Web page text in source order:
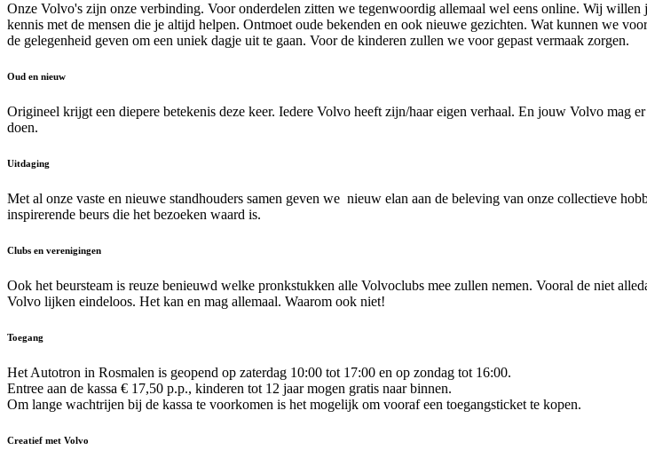
Onze Volvo's zijn onze verbinding. Voor onderdelen zitten we tegenwoordig allemaal wel eens online. Wij
kennis met de mensen die je altijd helpen. Ontmoet oude bekenden en ook nieuwe gezichten. Wat kunnen we
de gelegenheid geven om een uniek dagje uit te gaan. Voor de kinderen zullen we voor gepast vermaak zorgen.
Oud en nieuw
Origineel krijgt een diepere betekenis deze keer. Iedere Volvo heeft zijn/haar eigen verhaal. En jouw Volvo mag
doen.
Uitdaging
Met al onze vaste en nieuwe standhouders samen geven we nieuw elan aan de beleving van onze collectieve
inspirerende beurs die het bezoeken waard is.
Clubs en verenigingen
Ook het beursteam is reuze benieuwd welke pronkstukken alle Volvoclubs mee zullen nemen. Vooral de niet
Volvo lijken eindeloos. Het kan en mag allemaal. Waarom ook niet!
Toegang
Het Autotron in Rosmalen is geopend op zaterdag 10:00 tot 17:00 en op zondag tot 16:00.
Entree aan de kassa € 17,50 p.p., kinderen tot 12 jaar mogen gratis naar binnen.
Om lange wachtrijen bij de kassa te voorkomen is het mogelijk om vooraf een toegangsticket te kopen.
Creatief met Volvo